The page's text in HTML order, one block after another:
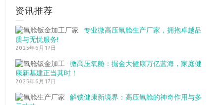
资讯推荐
专业微高压氧舱生产厂家，拥抱卓越品
质与无忧服务!
2025年6月17日
微高压氧舱：掘金大健康万亿蓝海，家庭健
康新基建正当其时！
2025年6月17日
解锁健康新境界：高压氧舱的神奇作用与多